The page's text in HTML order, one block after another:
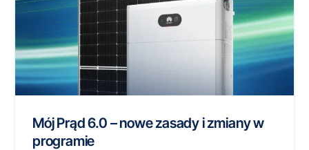
Mój Prąd 6.0 – nowe zasady i zmiany w
programie